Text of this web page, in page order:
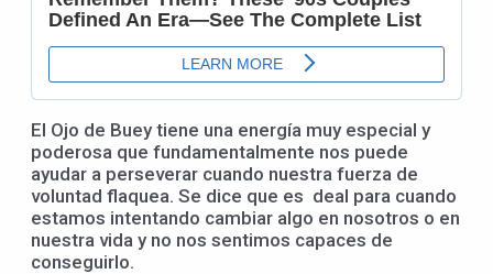
El Ojo de Buey tiene una energía muy especial y
poderosa que fundamentalmente nos puede
ayudar a perseverar cuando nuestra fuerza de
voluntad flaquea. Se dice que es deal para cuando
estamos intentando cambiar algo en nosotros o en
nuestra vida y no nos sentimos capaces de
conseguirlo.